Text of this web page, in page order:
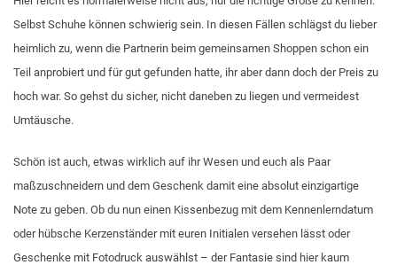
Selbst Schuhe können schwierig sein. In diesen Fällen schlägst du lieber
heimlich zu, wenn die Partnerin beim gemeinsamen Shoppen schon ein
Teil anprobiert und für gut gefunden hatte, ihr aber dann doch der Preis zu
hoch war. So gehst du sicher, nicht daneben zu liegen und vermeidest
Umtäusche.
Schön ist auch, etwas wirklich auf ihr Wesen und euch als Paar
maßzuschneidern und dem Geschenk damit eine absolut einzigartige
Note zu geben. Ob du nun einen Kissenbezug mit dem Kennenlerndatum
oder hübsche Kerzenständer mit euren Initialen versehen lässt oder
Geschenke mit Fotodruck auswählst – der Fantasie sind hier kaum